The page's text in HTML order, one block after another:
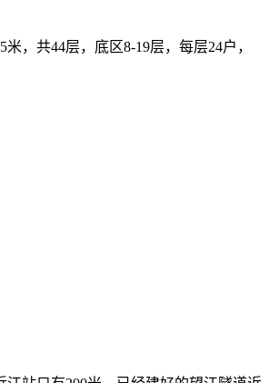
，共44层，底区8-19层，每层24户，